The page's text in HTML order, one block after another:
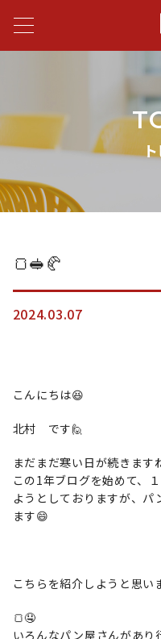
🍞🥪🥐
2024.03.07
こんにちは😆
北村 です🙋
まだまだ寒い日が続きます
この1年ブログを始めて、
ようとしておりますが、パ
ます😄
こちらを紹介しようと思
🍞🤤
いろんなパン屋さんがあり